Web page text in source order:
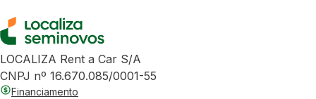
LOCALIZA Rent a Car S/A
CNPJ nº 16.670.085/0001-55
Financiamento